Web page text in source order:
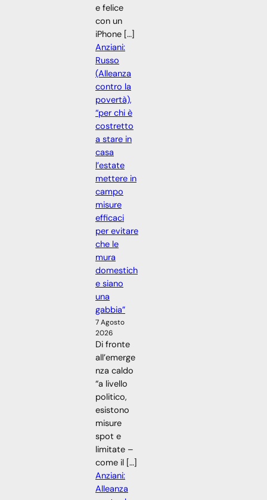
e felice
con un
iPhone […]
Anziani:
Russo
(Alleanza
contro la
povertà),
“per chi è
costretto
a stare in
casa
l’estate
mettere in
campo
misure
efficaci
per evitare
che le
mura
domestich
e siano
una
gabbia”
7 Agosto
2026
Di fronte
all’emerge
nza caldo
“a livello
politico,
esistono
misure
spot e
limitate –
come il […]
Anziani:
Alleanza